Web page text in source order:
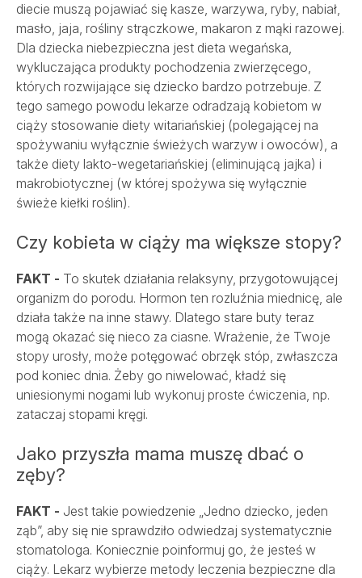
diecie muszą pojawiać się kasze, warzywa, ryby, nabiał,
masło, jaja, rośliny strączkowe, makaron z mąki razowej.
Dla dziecka niebezpieczna jest dieta wegańska,
wykluczająca produkty pochodzenia zwierzęcego,
których rozwijające się dziecko bardzo potrzebuje. Z
tego samego powodu lekarze odradzają kobietom w
ciąży stosowanie diety witariańskiej (polegającej na
spożywaniu wyłącznie świeżych warzyw i owoców), a
także diety lakto-wegetariańskiej (eliminującą jajka) i
makrobiotycznej (w której spożywa się wyłącznie
świeże kiełki roślin).
Czy kobieta w ciąży ma większe stopy?
FAKT - To skutek działania relaksyny, przygotowującej
organizm do porodu. Hormon ten rozluźnia miednicę, ale
działa także na inne stawy. Dlatego stare buty teraz
mogą okazać się nieco za ciasne. Wrażenie, że Twoje
stopy urosły, może potęgować obrzęk stóp, zwłaszcza
pod koniec dnia. Żeby go niwelować, kładź się
uniesionymi nogami lub wykonuj proste ćwiczenia, np.
zataczaj stopami kręgi.
Jako przyszła mama muszę dbać o
zęby?
FAKT - Jest takie powiedzenie „Jedno dziecko, jeden
ząb”, aby się nie sprawdziło odwiedzaj systematycznie
stomatologa. Koniecznie poinformuj go, że jesteś w
ciąży. Lekarz wybierze metody leczenia bezpieczne dla